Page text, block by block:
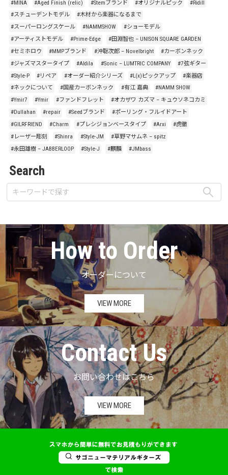
#MINA
#Aged Finish (relic) #Stemブランド #オリジナルピック
#Ridill
#スチューデントモデル
#木材から楽器になるまで
#スーパーロングスケール
#NAMMSHOW
#ショーモデル
#アーティストモデル
#Prime-Edge
#田淵智也 – UNISON SQUARE GARDEN
#セミホロウ
#MMPブランド #沖聡次郎 – Novelbright
#カーボンネック
#ジャズマスタータイプ
#Aldila #Sonic – LUMTRIC COMPANY
#7弦ギター
#Style-P
#リペア #オーダー紹介シリーズ #L(x)ピックアップ
#楽器店
#ネックについて
#国産カーボンネック #有江 嘉典
#NAMM SHOW
#Ymir7
#Ymir #ファンドフレット
#オカザワ カズマ – キュウソネコカミ
#Dullahan
#repair #Seedブランド
#ポーリング・フルイドアート
#GILRFRIEND
#Charm #プレシジョンベースタイプ #Arxi
#虎徹
#レーザー彫刻
#Shinra #Style-JM
#草野マサムネ – spitz
#永田雄樹 – JABBERLOOP
#Style-J #麒麟 #JMbass
Search
How to Order
オーダーについて
VIEW MORE
Contact Us
お問い合わせはこちら
VIEW MORE